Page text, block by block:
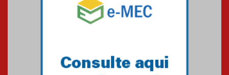
Mackenzie recepciona os
calouros do segundo semestre